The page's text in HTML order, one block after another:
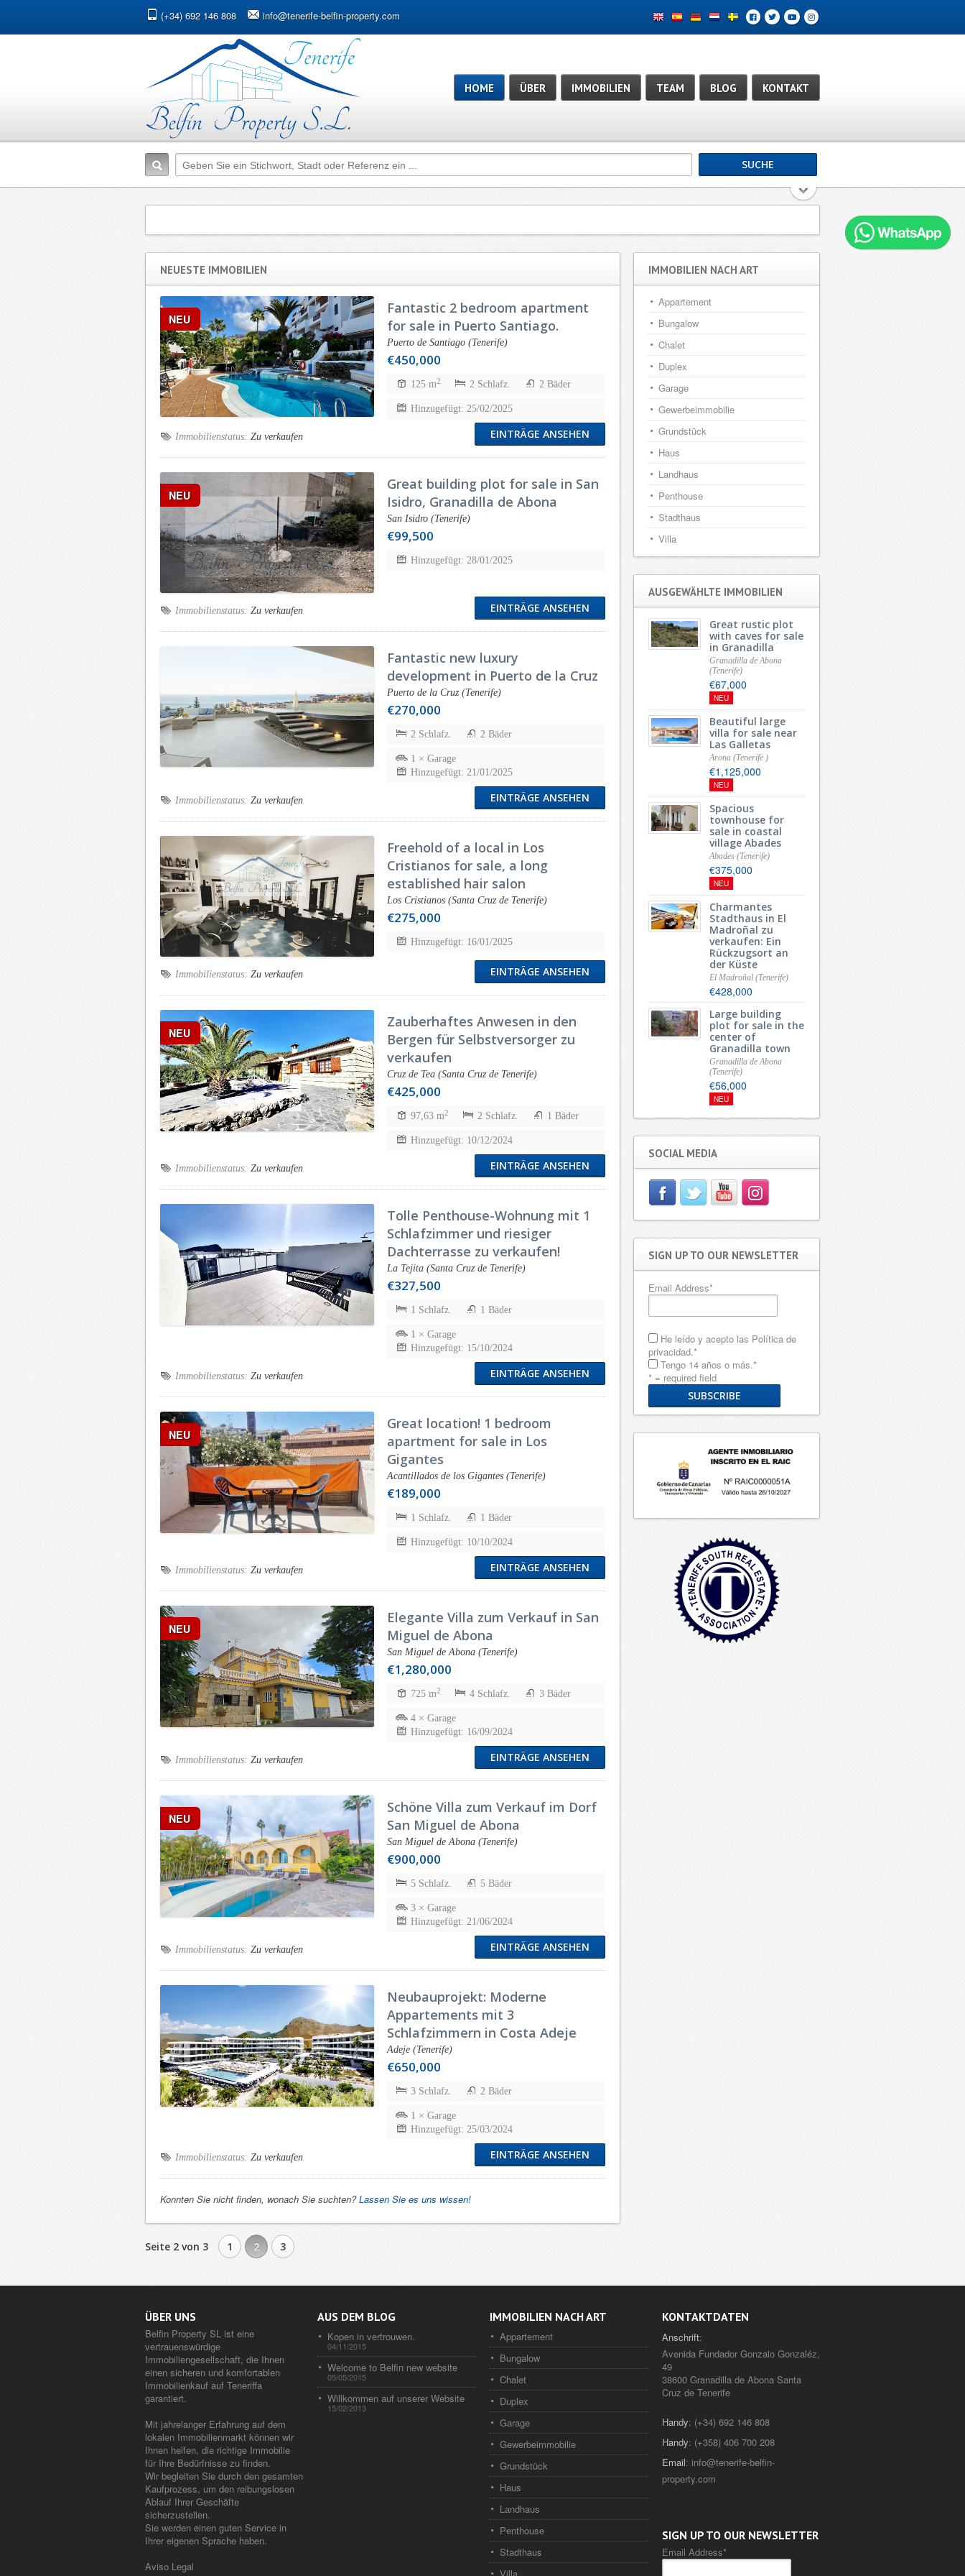
(+34) 692 146 808 info@tenerife-belfin-property.com
HOME ÜBER IMMOBILIEN TEAM BLOG KONTAKT
NEUESTE IMMOBILIEN
NEU
Fantastic 2 bedroom apartment
for sale in Puerto Santiago.
Puerto de Santiago (Tenerife)
€450,000
125 m2 2 Schlafz. 2 Bäder
Hinzugefügt: 25/02/2025
Immobilienstatus: Zu verkaufen EINTRÄGE ANSEHEN
NEU
Great building plot for sale in San
Isidro, Granadilla de Abona
San Isidro (Tenerife)
€99,500
Hinzugefügt: 28/01/2025
Immobilienstatus: Zu verkaufen EINTRÄGE ANSEHEN
Fantastic new luxury
development in Puerto de la Cruz
Puerto de la Cruz (Tenerife)
€270,000
2 Schlafz. 2 Bäder
1 × Garage
Hinzugefügt: 21/01/2025
Immobilienstatus: Zu verkaufen EINTRÄGE ANSEHEN
Freehold of a local in Los
Cristianos for sale, a long
established hair salon
Los Cristianos (Santa Cruz de Tenerife)
€275,000
Hinzugefügt: 16/01/2025
Immobilienstatus: Zu verkaufen EINTRÄGE ANSEHEN
NEU
Zauberhaftes Anwesen in den
Bergen für Selbstversorger zu
verkaufen
Cruz de Tea (Santa Cruz de Tenerife)
€425,000
97,63 m2 2 Schlafz. 1 Bäder
Hinzugefügt: 10/12/2024
Immobilienstatus: Zu verkaufen EINTRÄGE ANSEHEN
Tolle Penthouse-Wohnung mit 1
Schlafzimmer und riesiger
Dachterrasse zu verkaufen!
La Tejita (Santa Cruz de Tenerife)
€327,500
1 Schlafz. 1 Bäder
1 × Garage
Hinzugefügt: 15/10/2024
Immobilienstatus: Zu verkaufen EINTRÄGE ANSEHEN
NEU
Great location! 1 bedroom
apartment for sale in Los
Gigantes
Acantillados de los Gigantes (Tenerife)
€189,000
1 Schlafz. 1 Bäder
Hinzugefügt: 10/10/2024
Immobilienstatus: Zu verkaufen EINTRÄGE ANSEHEN
NEU
Elegante Villa zum Verkauf in San
Miguel de Abona
San Miguel de Abona (Tenerife)
€1,280,000
725 m2 4 Schlafz. 3 Bäder
4 × Garage
Hinzugefügt: 16/09/2024
Immobilienstatus: Zu verkaufen EINTRÄGE ANSEHEN
NEU
Schöne Villa zum Verkauf im Dorf
San Miguel de Abona
San Miguel de Abona (Tenerife)
€900,000
5 Schlafz. 5 Bäder
3 × Garage
Hinzugefügt: 21/06/2024
Immobilienstatus: Zu verkaufen EINTRÄGE ANSEHEN
Neubauprojekt: Moderne
Appartements mit 3
Schlafzimmern in Costa Adeje
Adeje (Tenerife)
€650,000
3 Schlafz. 2 Bäder
1 × Garage
Hinzugefügt: 25/03/2024
Immobilienstatus: Zu verkaufen EINTRÄGE ANSEHEN
Konnten Sie nicht finden, wonach Sie suchten?Lassen Sie es uns wissen!
Seite 2 von 3 1 2 3
IMMOBILIEN NACH ART
Appartement
Bungalow
Chalet
Duplex
Garage
Gewerbeimmobilie
Grundstück
Haus
Landhaus
Penthouse
Stadthaus
Villa
AUSGEWÄHLTE IMMOBILIEN
Great rustic plot
with caves for sale
in Granadilla
Granadilla de Abona
(Tenerife)
€67,000
NEU
Beautiful large
villa for sale near
Las Galletas
Arona (Tenerife )
€1,125,000
NEU
Spacious
townhouse for
sale in coastal
village Abades
Abades (Tenerife)
€375,000
NEU
Charmantes
Stadthaus in El
Madroñal zu
verkaufen: Ein
Rückzugsort an
der Küste
El Madroñal (Tenerife)
€428,000
Large building
plot for sale in the
center of
Granadilla town
Granadilla de Abona
(Tenerife)
€56,000
NEU
SOCIAL MEDIA
SIGN UP TO OUR NEWSLETTER
Email Address*
He leído y acepto las Política de
privacidad.*
Tengo 14 años o más.*
* = required field
ÜBER UNS
Belfin Property SL ist eine
vertrauenswürdige
Immobiliengesellschaft, die Ihnen
einen sicheren und komfortablen
Immobilienkauf auf Teneriffa
garantiert.
Mit jahrelanger Erfahrung auf dem
lokalen Immobilienmarkt können wir
Ihnen helfen, die richtige Immobilie
für Ihre Bedürfnisse zu finden.
Wir begleiten Sie durch den gesamten
Kaufprozess, um den reibungslosen
Ablauf Ihrer Geschäfte
sicherzustellen.
Sie werden einen guten Service in
Ihrer eigenen Sprache haben.
Aviso Legal
AUS DEM BLOG
Kopen in vertrouwen.
04/11/2015
Welcome to Belfin new website
05/05/2015
Willkommen auf unserer Website
15/02/2013
IMMOBILIEN NACH ART
Appartement
Bungalow
Chalet
Duplex
Garage
Gewerbeimmobilie
Grundstück
Haus
Landhaus
Penthouse
Stadthaus
KONTAKTDATEN
Anschrift:
Avenida Fundador Gonzalo Gonzaléz,
49
38600 Granadilla de Abona Santa
Cruz de Tenerife
Handy: (+34) 692 146 808
Handy: (+358) 406 700 208
Email: info@tenerife-belfin-
property.com
SIGN UP TO OUR NEWSLETTER
Email Address*